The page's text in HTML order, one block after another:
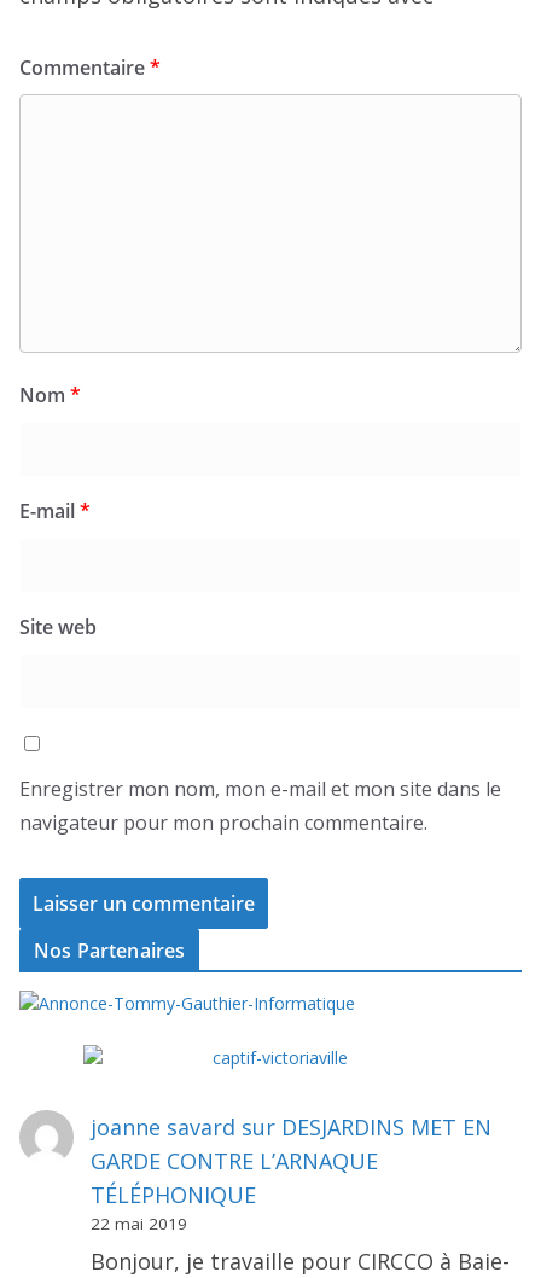
Commentaire*
Nom *
E-mail*
Site web
Enregistrer mon nom, mon e-mail et mon site dans le
navigateur pour mon prochain commentaire.
Nos Partenaires
joanne savard sur DESJARDINS MET EN
GARDE CONTRE L’ARNAQUE
TÉLÉPHONIQUE
22 mai 2019
Bonjour, je travaille pour CIRCCO à Baie-